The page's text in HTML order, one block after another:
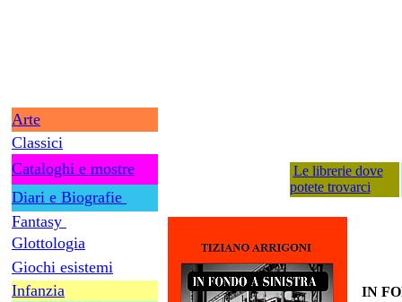
Arte
Classici
Cataloghi e mostre
Diari e Biografie
Fantasy
Glottologia
Giochi esistemi
Infanzia
Le librerie dove
potete trovarci
IN